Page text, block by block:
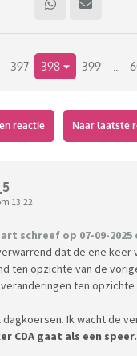
397 398 399
reactie Naar laatste
13:22
schreef op 07-09-2025
dat de ene keer
ten opzichte van de
ten opzichte
dagkoersen. Ik wacht de
CDA gaat als een speer.